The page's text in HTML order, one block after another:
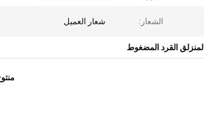
الشعار: شعار العميل
المنزلق القرد المضغوط